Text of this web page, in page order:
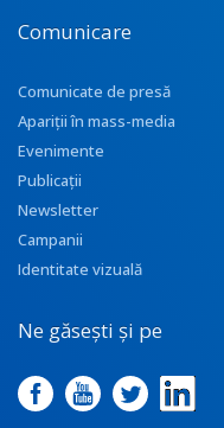
Comunicare
Comunicate de presă
Apariţii în mass-media
Evenimente
Publicații
Newsletter
Campanii
Identitate vizuală
Ne găsești și pe